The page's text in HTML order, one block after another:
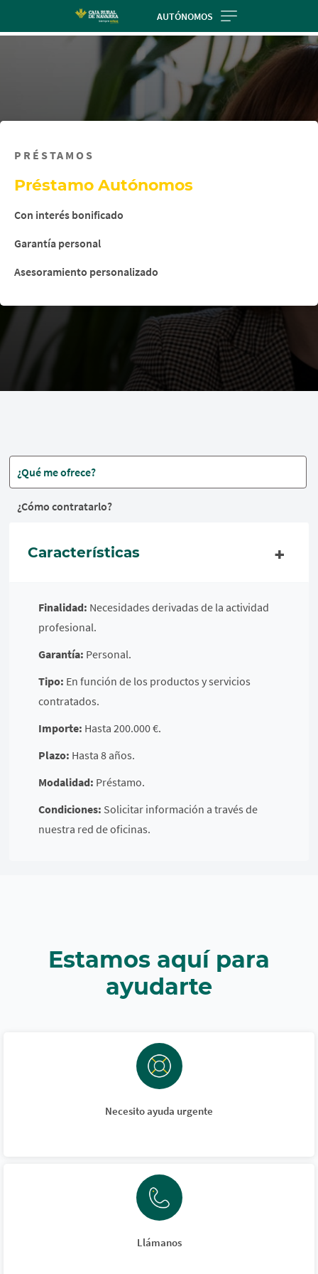
Skip
main
contentt
AUTÓNOMOS
PRÉSTAMOS
Préstamo Autónomos
Con interés bonificado
Garantía personal
Asesoramiento personalizado
¿Qué me ofrece?
¿Cómo contratarlo?
Características
Finalidad: Necesidades derivadas de la actividad
profesional.
Garantía: Personal.
Tipo: En función de los productos y servicios
contratados.
Importe: Hasta 200.000 €.
Plazo: Hasta 8 años.
Modalidad: Préstamo.
Condiciones: Solicitar información a través de
nuestra red de oficinas.
Estamos aquí para
ayudarte
Necesito ayuda urgente
Llámanos